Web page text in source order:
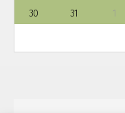
30
31 1